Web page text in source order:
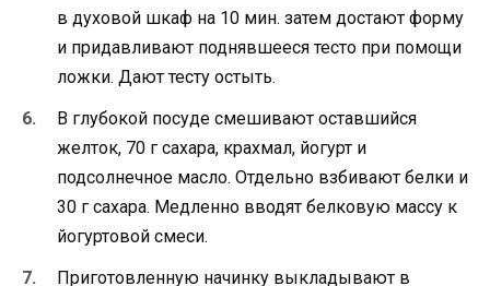
в духовой шкаф на 10 мин. затем достают форму
и придавливают поднявшееся тесто при помощи
ложки. Дают тесту остыть.
В глубокой посуде смешивают оставшийся
желток, 70 г сахара, крахмал, йогурт и
подсолнечное масло. Отдельно взбивают белки и
30 г сахара. Медленно вводят белковую массу к
йогуртовой смеси.
Приготовленную начинку выкладывают в